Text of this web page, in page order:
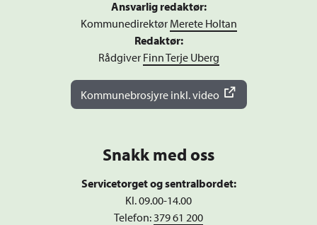
Ansvarlig redaktør:
Kommunedirektør Merete Holtan
Redaktør:
Rådgiver Finn Terje Uberg
Kommunebrosjyre inkl. video
Snakk med oss
Servicetorget og sentralbordet:
Kl. 09.00-14.00
Telefon:379 61 200